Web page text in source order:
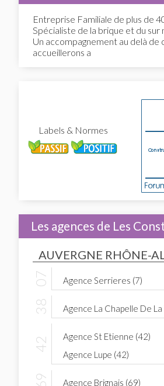
Entreprise Familiale de plus de
Spécialiste de la brique et du sur
Un accompagnement au delà de
accueillerons a
Labels & Normes
Les agences de Les
AUVERGNE RHÔNE-
Agence Serrieres (7)
Agence La Chapelle De
Agence St Etienne (42)
Agence Lupe (42)
Agence Brignais (69)